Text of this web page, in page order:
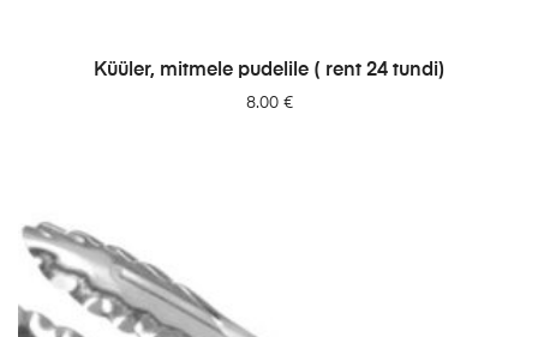
LISA PÄRINGUSSE
Küüler, mitmele pudelile ( rent 24 tundi)
8.00 €